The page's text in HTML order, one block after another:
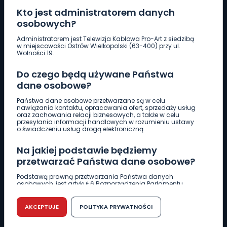
Kto jest administratorem danych
osobowych?
Administratorem jest Telewizja Kablowa Pro-Art z siedzibą
w miejscowości Ostrów Wielkopolski (63-400) przy ul.
Wolności 19.
Do czego będą używane Państwa
dane osobowe?
Państwa dane osobowe przetwarzane są w celu
nawiązania kontaktu, opracowania ofert, sprzedaży usług
oraz zachowania relacji biznesowych, a także w celu
przesyłania informacji handlowych w rozumieniu ustawy
o świadczeniu usług drogą elektroniczną.
Na jakiej podstawie będziemy
przetwarzać Państwa dane osobowe?
Podstawą prawną przetwarzania Państwa danych
osobowych, jest artykuł 6 Rozporządzenia Parlamentu
r. w sprawie ochrony osób fizycznych w związku z
przetwarzaniem danych osobowych w sprawie
swobodnego przepływu takich danych oraz uchylenia
dyrektywy 95/46/WE (RODO).
AKCEPTUJE POLITYKA PRYWATNOŚCI
Pobierz logotyp
661 997 997
REDAKCJA
62 735 22 22redakcja@wlkp24.info
DZIAŁ REKLAMY
62 735 01 85 reklama@wlkp24.info
WIADOMOŚCI
CIEKAWOSTKI